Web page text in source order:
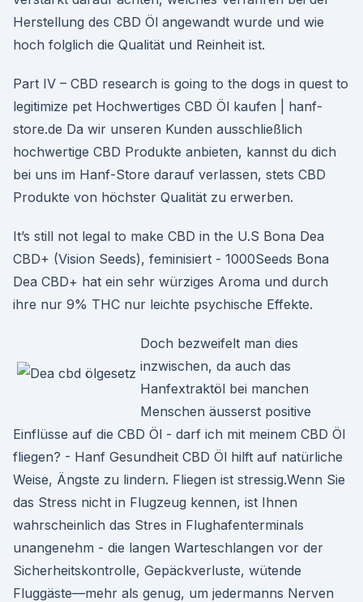
Herstellung des CBD Öl angewandt wurde und wie
hoch folglich die Qualität und Reinheit ist.
Part IV – CBD research is going to the dogs in quest to
legitimize pet Hochwertiges CBD Öl kaufen | hanf-
store.de Da wir unseren Kunden ausschließlich
hochwertige CBD Produkte anbieten, kannst du dich
bei uns im Hanf-Store darauf verlassen, stets CBD
Produkte von höchster Qualität zu erwerben.
It’s still not legal to make CBD in the U.S Bona Dea
CBD+ (Vision Seeds), feminisiert - 1000Seeds Bona
Dea CBD+ hat ein sehr würziges Aroma und durch
ihre nur 9% THC nur leichte psychische Effekte.
Doch bezweifelt man dies
inzwischen, da auch das
Hanfextraktöl bei manchen
Menschen äusserst positive
Einflüsse auf die CBD Öl - darf ich mit meinem CBD Öl
fliegen? - Hanf Gesundheit CBD Öl hilft auf natürliche
Weise, Ängste zu lindern. Fliegen ist stressig.Wenn Sie
das Stress nicht in Flugzeug kennen, ist Ihnen
wahrscheinlich das Stres in Flughafenterminals
unangenehm - die langen Warteschlangen vor der
Sicherheitskontrolle, Gepäckverluste, wütende
Fluggäste—mehr als genug, um jedermanns Nerven